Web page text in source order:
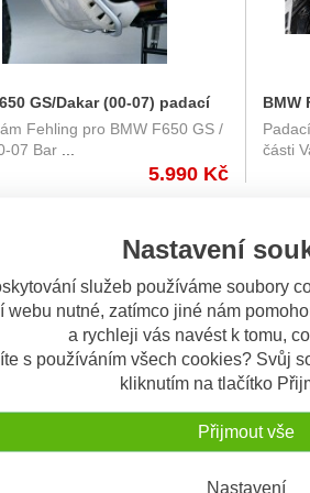
Nastavení
služeb používáme soubory
webu nutné, zatímco jiné nám
a rychleji vás navést k tomu,
s používáním všech cookies? Svůj
kliknutím na tlačítko
Přijmout vše
Nastavení
GS/Dakar (00-07) padací
Fehling pro BMW F650 GS /
07 Bar...
5.990 Kč
BMW
rám
části
700 GS (13-) padací rám Givi
BMW